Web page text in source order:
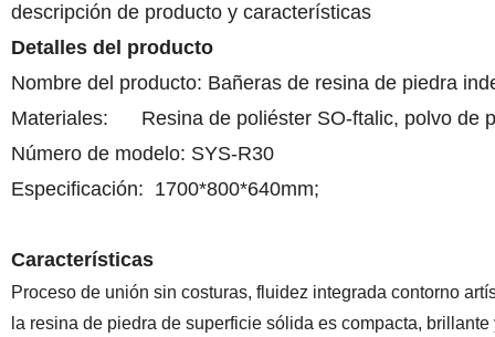
descripción de producto y características
Detalles del producto
Nombre del producto: Bañeras de resina de piedra
Materiales: Resina de poliéster SO-ftalic, polvo de
Número de modelo: SYS-R30
Especificación: 1700*800*640mm;
Características
Proceso de unión sin costuras, fluidez integrada contorno
la resina de piedra de superficie sólida es compacta,